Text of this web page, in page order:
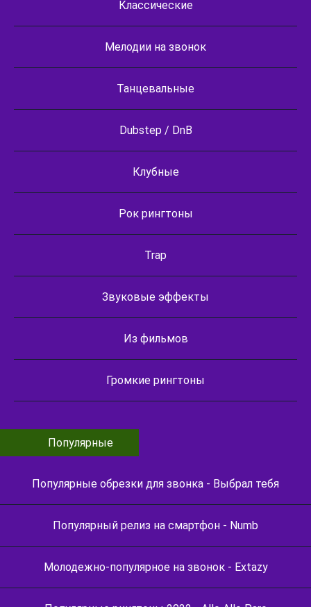
Классические
Мелодии на звонок
Танцевальные
Dubstep / DnB
Клубные
Рок рингтоны
Trap
Звуковые эффекты
Из фильмов
Громкие рингтоны
Популярные
Популярные обрезки для звонка - Выбрал тебя
Популярный релиз на смартфон - Numb
Молодежно-популярное на звонок - Extazy